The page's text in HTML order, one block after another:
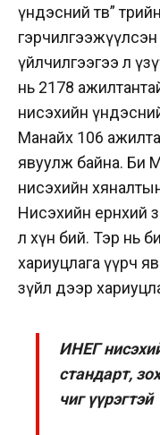
үндэсний төв”
үйлчилгээгээ л
нь 2178
нисэхийн
Манайх 106
явуулж байна. Би
нисэхийн
Нисэхийн ерөнхий
л хүн бий. Тэр нь
хариуцлага үүрч
зүйл дээр
ИНЕГ
стандарт,
чиг үүрэгтэй